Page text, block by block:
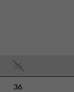
35
36